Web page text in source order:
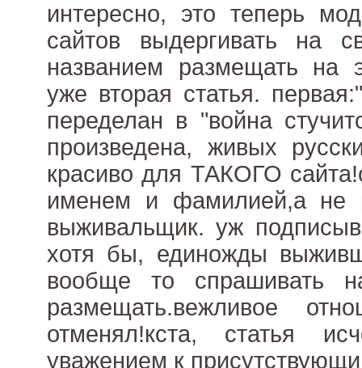
интересно, это теперь
сайтов выдергивать на
названием размещать на
уже вторая статья.
переделан в "война
произведена, живых
красиво для ТАКОГО
именем и фамилией,а не
выживальщик. уж
хотя бы, единожды
вообще то спрашивать
размещать.вежливое
отменял!кста, статья
уважением к